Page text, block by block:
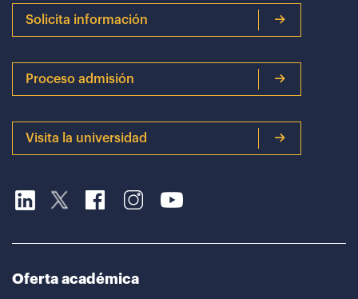
Solicita información
Proceso admisión
Visita la universidad
Oferta académica